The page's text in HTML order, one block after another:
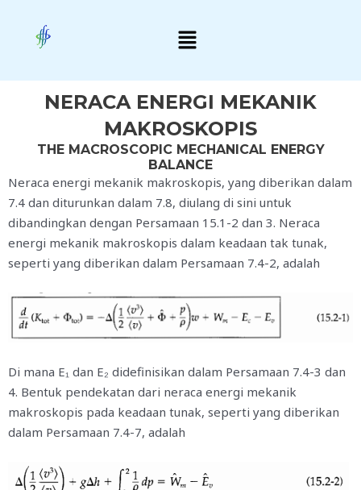
content
Menu
NERACA ENERGI MEKANIK
MAKROSKOPIS
THE MACROSCOPIC MECHANICAL ENERGY
BALANCE
Neraca energi mekanik makroskopis, yang diberikan dalam
7.4 dan diturunkan dalam 7.8, diulang di sini untuk
dibandingkan dengan Persamaan 15.1-2 dan 3. Neraca
energi mekanik makroskopis dalam keadaan tak tunak,
seperti yang diberikan dalam Persamaan 7.4-2, adalah
Di mana E₁ dan E₂ didefinisikan dalam Persamaan 7.4-3 dan
4. Bentuk pendekatan dari neraca energi mekanik
makroskopis pada keadaan tunak, seperti yang diberikan
dalam Persamaan 7.4-7, adalah